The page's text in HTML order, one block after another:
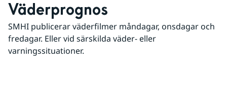
Väderprognos
SMHI publicerar väderfilmer måndagar, onsdagar och
fredagar. Eller vid särskilda väder- eller
varningssituationer.